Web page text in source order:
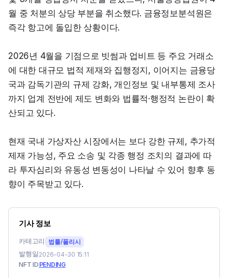
월 중 처분의 상당 부분을 취소했다. 금융정보분석원은
즉각 항고에 돌입한 상황이다.
2026년 4월을 기점으로 빗썸과 업비트 등 주요 거래소
에 대한 대규모 법적 제재와 집행정지, 이어지는 금융당
국과 감독기관의 규제 강화, 개인정보 및 내부통제 조사
까지 업계 전반에 제도 변화와 법률적·행정적 논란이 확
산되고 있다.
현재 국내 가상자산 시장에서는 보다 강한 규제, 추가적
제재 가능성, 주요 소송 및 각종 행정 조치의 결과에 따
라 투자심리와 유동성 변동성이 나타날 수 있어 향후 동
향이 주목받고 있다.
기사 정보
카테고리 법률/폴리시
발행일 2026-04-30 15:11
NFT ID PENDING